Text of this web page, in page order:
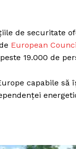
de securitate
European
19.000 de
capabile să